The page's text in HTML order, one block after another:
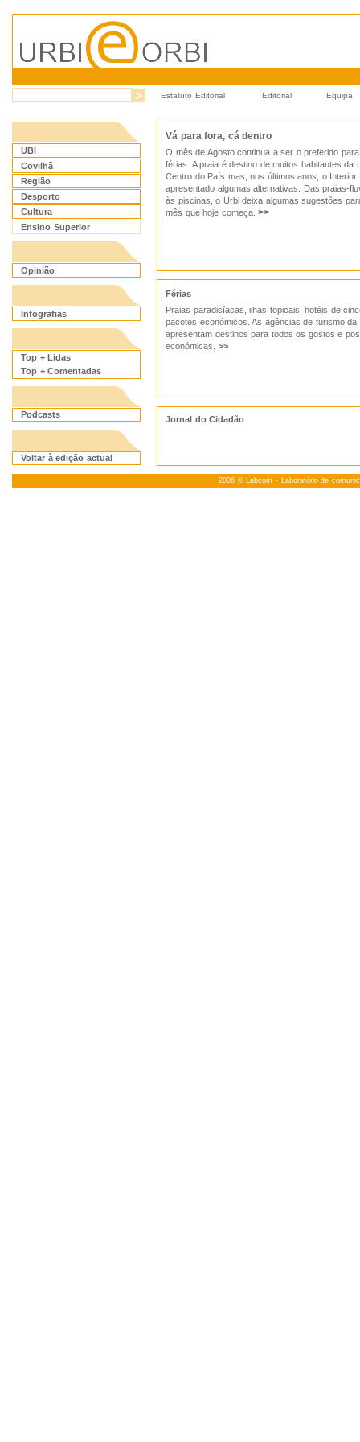
Estatuto Editorial Editorial Equipa
UBI
Covilhã
Região
Desporto
Cultura
Ensino Superior
Opinião
Infografias
Top + Lidas
Top + Comentadas
Podcasts
Voltar à edição actual
Vá para fora, cá dentro
O mês de Agosto continua a ser o preferido
férias. A praia é destino de muitos habitantes da
Centro do País mas, nos últimos anos, o Interior
apresentado algumas alternativas. Das praias-
às piscinas, o Urbi deixa algumas sugestões
mês que hoje começa.>>
Férias
Praias paradisíacas, ilhas topicais, hotéis de
pacotes económicos. As agências de turismo da
apresentam destinos para todos os gostos e
económicas. >>
Jornal do Cidadão
2006 © Labcom - Laboratório de